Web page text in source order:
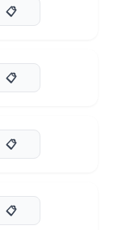
📋
📋
📋
📋